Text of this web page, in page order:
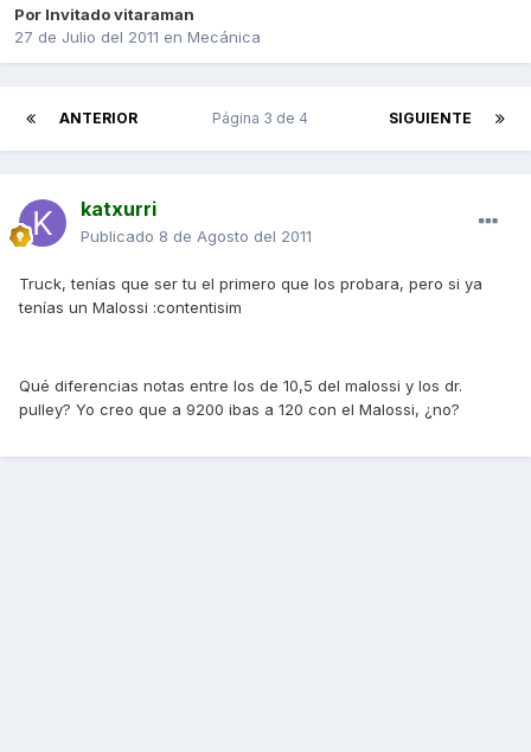
Por Invitado vitaraman
27 de Julio del 2011 en Mecánica
ANTERIOR SIGUIENTE
Página 3 de 4
katxurri
Publicado 8 de Agosto del 2011
Truck, tenías que ser tu el primero que los probara, pero si ya
tenías un Malossi :contentisim
Qué diferencias notas entre los de 10,5 del malossi y los dr.
pulley? Yo creo que a 9200 ibas a 120 con el Malossi, ¿no?